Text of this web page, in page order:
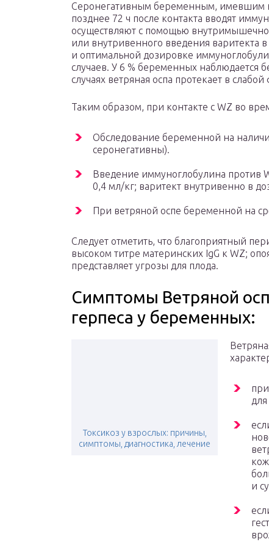
Серонегативным беременным, имевшим
позднее 72 ч после контакта вводят
осуществляют с помощью
или внутривенного введения
и оптимальной дозировке
случаев. У 6 % беременных наблюдается
случаях ветряная оспа протекает в
Таким образом, при контакте с WZ во
Обследование беременной на
серонегативны).
Введение иммуноглобулина против
0,4 мл/кг; варитект внутривенно в
При ветряной оспе беременной на
Следует отметить, что благоприятный
высоком титре материнских IgG к WZ;
представляет угрозы для плода.
Симптомы Ветряной
герпеса у беременных:
Токсикоз у взрослых: причины,
симптомы, диагностика, лечение
и